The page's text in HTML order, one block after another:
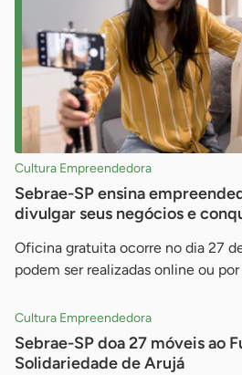
Cultura Empreendedora
Sebrae-SP ensina
divulgar seus negócios e
Oficina gratuita ocorre no dia 27
podem ser realizadas online ou
Cultura Empreendedora
Sebrae-SP doa 27 móveis ao
Solidariedade de Arujá